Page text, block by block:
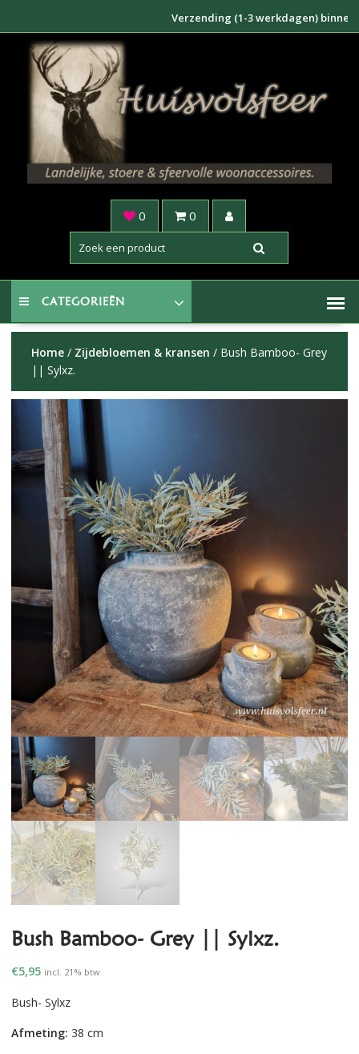
inhoud
Verzending (1-3 werkdagen) binnen NL
0 0
CATEGORIEËN
Home/ Zijdebloemen & kransen / Bush Bamboo- Grey
|| Sylxz.
Bush Bamboo- Grey || Sylxz.
€5,95 incl. 21% btw
Bush- Sylxz
Afmeting: 38 cm